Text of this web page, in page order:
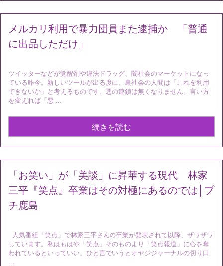
メルカリ利用で暴力団員また逮捕か 「普通
に出品しただけ」
ツイッターなどが覚醒剤や違法ドラッグ、闇社会のマーケットになっ
ている昨今。新しいツールが出る度に、裏社会の人間は「これを利用
できないか」と考えるものです。悪の連鎖は無くなりません。言い方
を変えれば「悪 ...
続きを読む
「お笑い」が「美談」に昇華する現代 林家
三平『笑点』卒業はその対極にあるのでは│プ
チ鹿島
人気番組「笑点」で林家三平さんの卒業が発表されて以降、ザワザワ
しています。私はもはや「笑点」そのものより「笑点報道」に心を奪
われているといっていい。ひと言でいうとオヤジジャーナルの切り口
...